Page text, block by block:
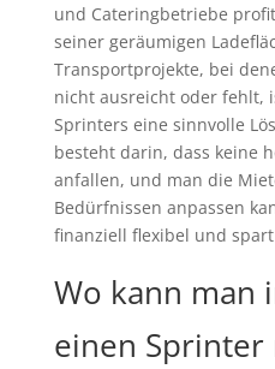
und Cateringbetriebe
seiner geräumigen
Transportprojekte, bei
nicht ausreicht oder fehlt,
Sprinters eine sinnvolle
besteht darin, dass keine
anfallen, und man die
Bedürfnissen anpassen
finanziell flexibel und spart
Wo kann man
einen Sprinter